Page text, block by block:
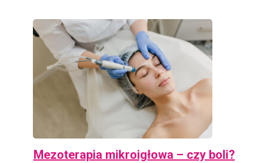
Mezoterapia mikroigłowa – czy boli?